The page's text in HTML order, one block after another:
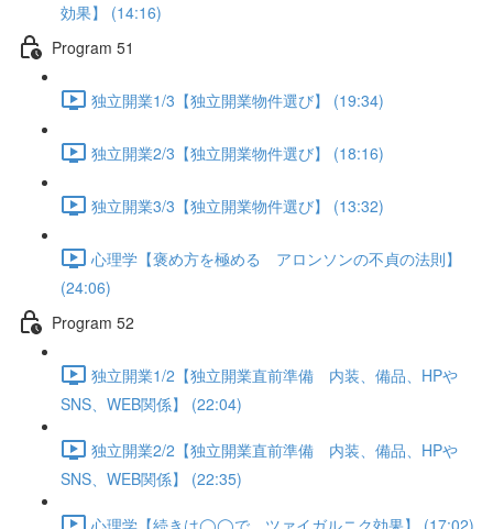
効果】 (14:16)
Program 51
独立開業1/3【独立開業物件選び】 (19:34)
独立開業2/3【独立開業物件選び】 (18:16)
独立開業3/3【独立開業物件選び】 (13:32)
心理学【褒め方を極める アロンソンの不貞の法則】
(24:06)
Program 52
独立開業1/2【独立開業直前準備 内装、備品、HPや
SNS、WEB関係】 (22:04)
独立開業2/2【独立開業直前準備 内装、備品、HPや
SNS、WEB関係】 (22:35)
心理学【続きは◯◯で ツァイガルニク効果】 (17:02)